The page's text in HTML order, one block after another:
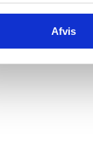
Afvis